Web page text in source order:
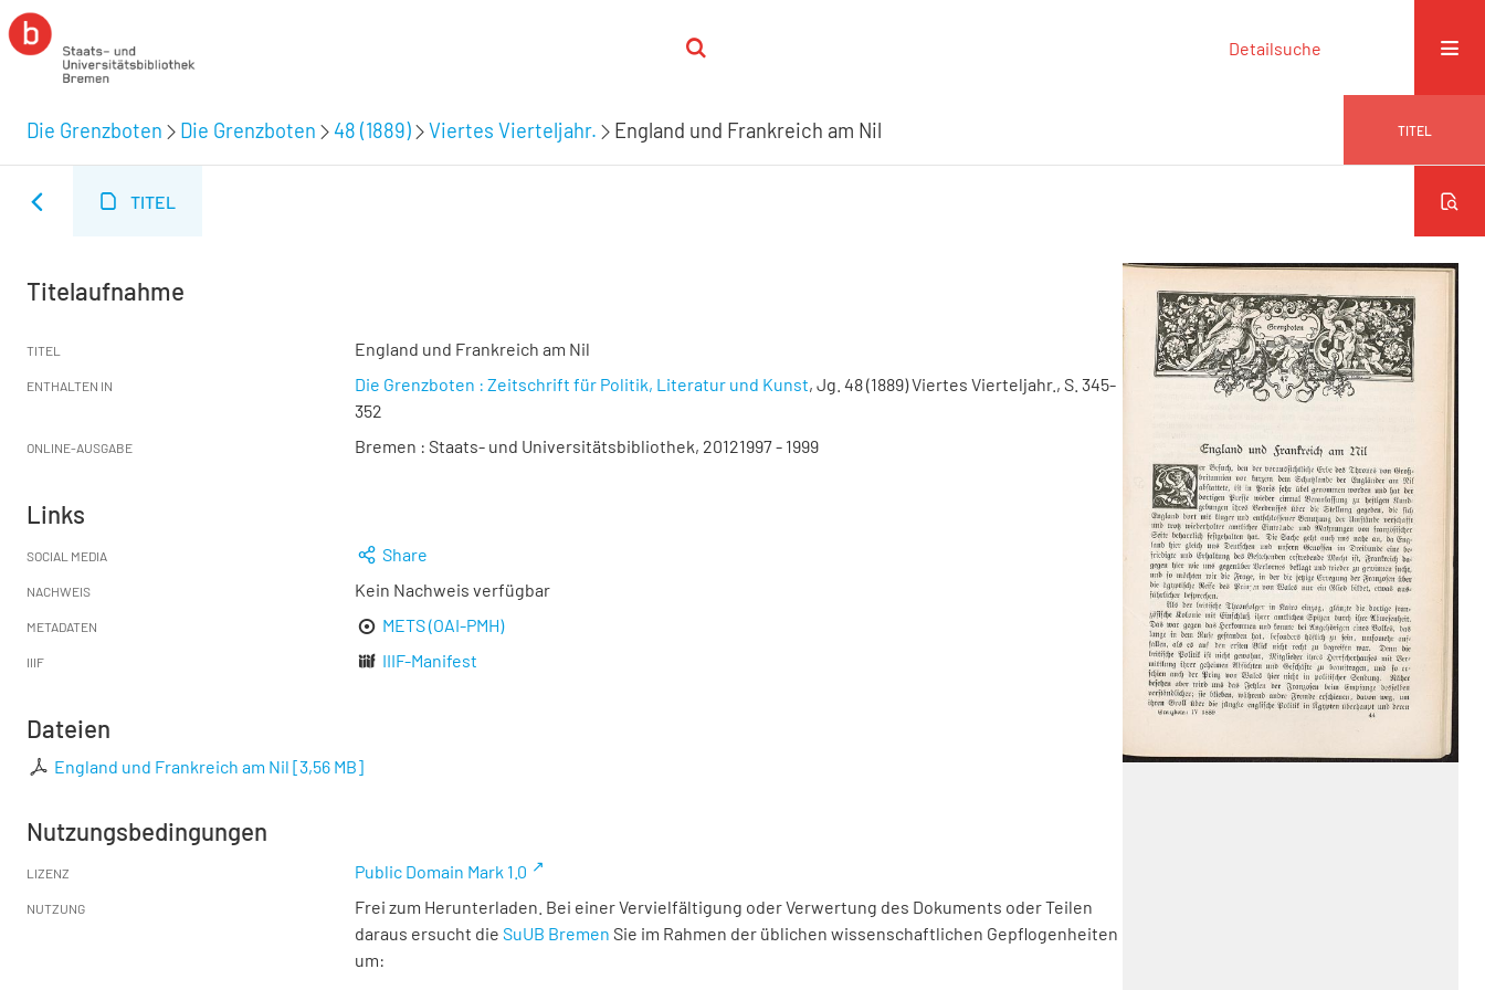
Detailsuche
Die Grenzboten Die Grenzboten 48 (1889) Viertes Vierteljahr. England und Frankreich am Nil TITEL
TITEL
Titelaufnahme
TITEL England und Frankreich am Nil
ENTHALTEN IN Die Grenzboten : Zeitschrift für Politik, Literatur und Kunst, Jg. 48 (1889) Viertes Vierteljahr., S. 345-
352
ONLINE-AUSGABE Bremen : Staats- und Universitätsbibliothek, 20121997 - 1999
Links
SOCIAL MEDIA Share
NACHWEIS Kein Nachweis verfügbar
METADATEN METS (OAI-PMH)
IIIF IIIF-Manifest
Dateien
England und Frankreich am Nil [3,56 MB]
Nutzungsbedingungen
LIZENZ Public Domain Mark 1.0
NUTZUNG
Frei zum Herunterladen. Bei einer Vervielfältigung oder Verwertung des Dokuments oder Teilen
daraus ersucht die SuUB Bremen Sie im Rahmen der üblichen wissenschaftlichen Gepflogenheiten
um: